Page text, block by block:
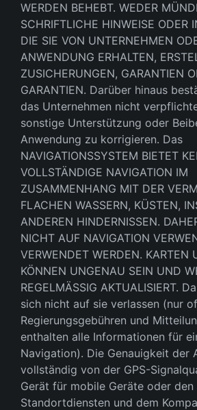
WERDEN BEHEBT. WEDER
SCHRIFTLICHE HINWEISE ODER
DIE SIE VON UNTERNEHMEN
ANWENDUNG ERHALTEN,
ZUSICHERUNGEN, GARANTIEN
GARANTIEN. Darüber hinaus
das Unternehmen nicht
sonstige Unterstützung oder
Anwendung zu korrigieren. Das
NAVIGATIONSSYSTEM BIETET
VOLLSTÄNDIGE NAVIGATION IM
ZUSAMMENHANG MIT DER
FLACHEN WASSERN, KÜSTEN,
ANDEREN HINDERNISSEN.
NICHT AUF NAVIGATION
VERWENDET WERDEN. KARTEN
KÖNNEN UNGENAU SEIN UND
REGELMÄSSIG AKTUALISIERT.
sich nicht auf sie verlassen (nur
Regierungsgebühren und
enthalten alle Informationen für
Navigation). Die Genauigkeit der
vollständig von der GPS-
Gerät für mobile Geräte oder den
Standortdiensten und dem